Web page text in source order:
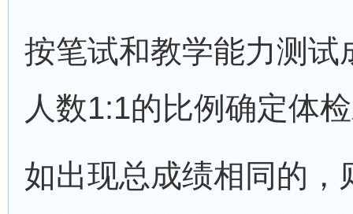
按笔试和教学能力测
人数1:1的比例确定体
如出现总成绩相同的